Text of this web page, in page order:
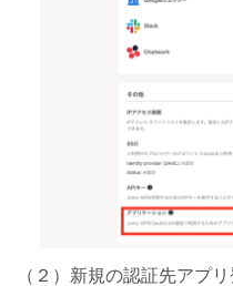
（２）新規の認証先アプ